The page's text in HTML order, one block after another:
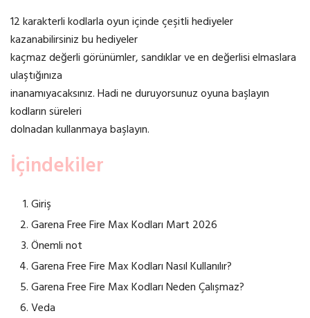
12 karakterli kodlarla oyun içinde çeşitli hediyeler
kazanabilirsiniz bu hediyeler
kaçmaz değerli görünümler, sandıklar ve en değerlisi elmaslara
ulaştığınıza
inanamıyacaksınız. Hadi ne duruyorsunuz oyuna başlayın
kodların süreleri
dolnadan kullanmaya başlayın.
İçindekiler
Giriş
Garena Free Fire Max Kodları Mart 2026
Önemli not
Garena Free Fire Max Kodları Nasıl Kullanılır?
Garena Free Fire Max Kodları Neden Çalışmaz?
Veda